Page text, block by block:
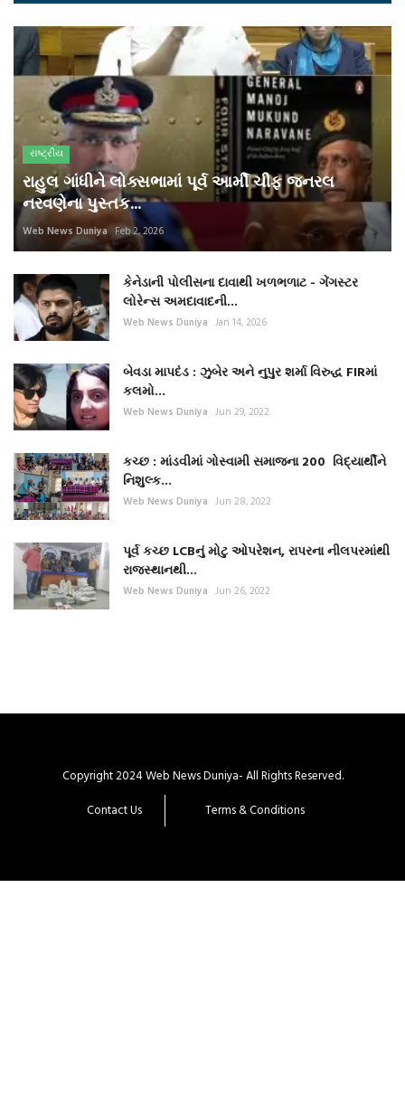
રાષ્ટ્રીય
રાહુલ ગાંધીને લોક્સભામાં પૂર્વ આર્મી ચીફ જનરલ
નરવણેના પુસ્તક...
Web News Duniya Feb 2, 2026
કેનેડાની પોલીસના દાવાથી ખળભળાટ - ગેંગસ્ટર
લોરેન્સ અમદાવાદની...
Web News Duniya Jan 14, 2026
બેવડા માપદંડ : ઝુબેર અને નુપુર શર્મા વિરુદ્ધ FIRમાં
કલમો...
Web News Duniya Jun 29, 2022
કચ્છ : માંડવીમાં ગોસ્વામી સમાજના 200 વિદ્યાર્થીને
નિશુલ્ક...
Web News Duniya Jun 28, 2022
પૂર્વ કચ્છ LCBનું મોટુ ઓપરેશન, રાપરના નીલપરમાંથી
રાજસ્થાનથી...
Web News Duniya Jun 26, 2022
Copyright 2024 Web News Duniya- All Rights Reserved.
Contact Us
Terms & Conditions